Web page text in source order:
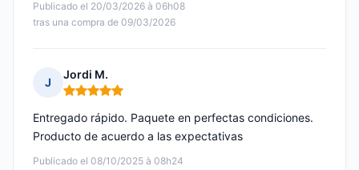
Publicado el 20/03/2026 à 06h08
tras una compra de 09/03/2026
J
Jordi M.
Nota: 5 de 5
Publicado el 08/10/2025 à 08h24
Entregado rápido. Paquete en perfectas condiciones.
Producto de acuerdo a las expectativas